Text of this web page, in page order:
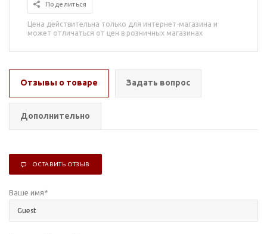
Поделиться
Цена действительна только для интернет-магазина и
может отличаться от цен в розничных магазинах
Отзывы о товаре Задать вопрос
Дополнительно
ОСТАВИТЬ ОТЗЫВ
Ваше имя*